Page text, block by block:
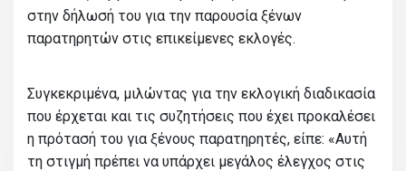
στην δήλωσή του για την παρουσία ξένων
παρατηρητών στις επικείμενες εκλογές.
Συγκεκριμένα, μιλώντας για την εκλογική διαδικασία
που έρχεται και τις συζητήσεις που έχει προκαλέσει
η πρότασή του για ξένους παρατηρητές, είπε: «Αυτή
τη στιγμή πρέπει να υπάρχει μεγάλος έλεγχος στις